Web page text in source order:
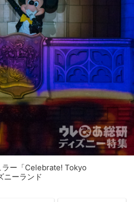
ラー「Celebrate! Tokyo
ニーランド